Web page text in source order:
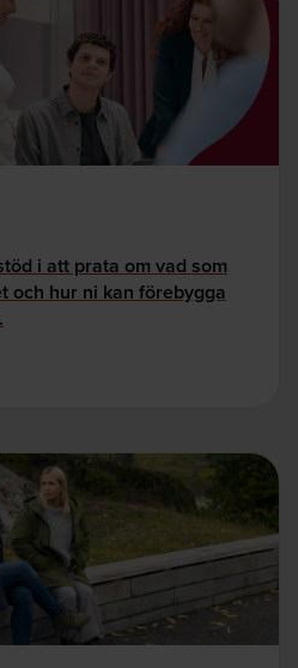
i att prata om vad som
och hur ni kan förebygga